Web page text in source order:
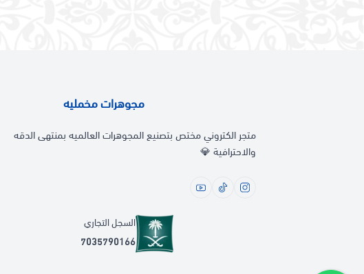
مجوهرات مخمليه
متجر الكتروني مختص بتصنيع المجوهرات العالميه بمنتهى الدقه
والاحترافية 💎
السجل التجاري
7035790166